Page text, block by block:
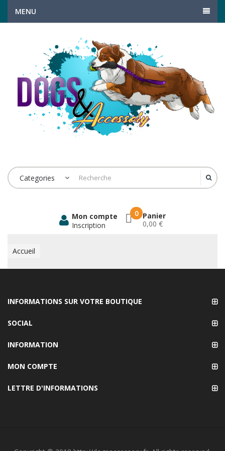
MENU
Categories
0 Panier
0,00 €
Mon compte
Inscription
Accueil
INFORMATIONS SUR VOTRE BOUTIQUE
SOCIAL
INFORMATION
MON COMPTE
LETTRE D'INFORMATIONS